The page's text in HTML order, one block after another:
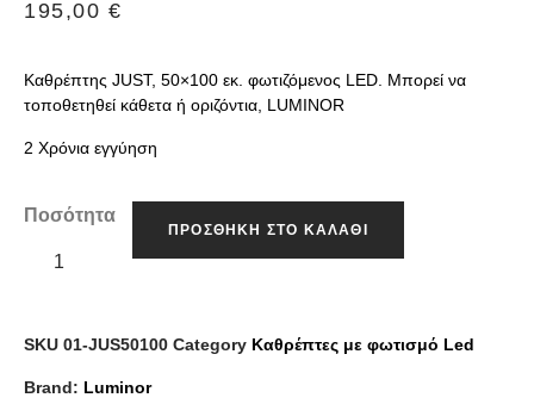
195,00€
Καθρέπτης JUST, 50×100 εκ. φωτιζόμενος LED. Μπορεί να
τοποθετηθεί κάθετα ή οριζόντια, LUMINOR
2 Χρόνια εγγύηση
Ποσότητα
ΠΡΟΣΘΉΚΗ ΣΤΟ ΚΑΛΆΘΙ
SKU 01-JUS50100 Category Καθρέπτες με φωτισμό Led
Brand: Luminor